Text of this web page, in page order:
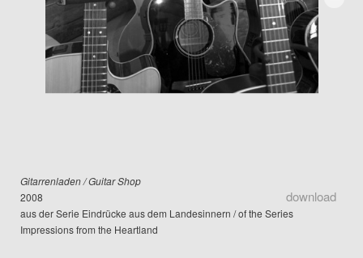
Gitarrenladen / Guitar Shop
2008
aus der Serie Eindrücke aus dem Landesinnern / of the Series
Impressions from the Heartland
download